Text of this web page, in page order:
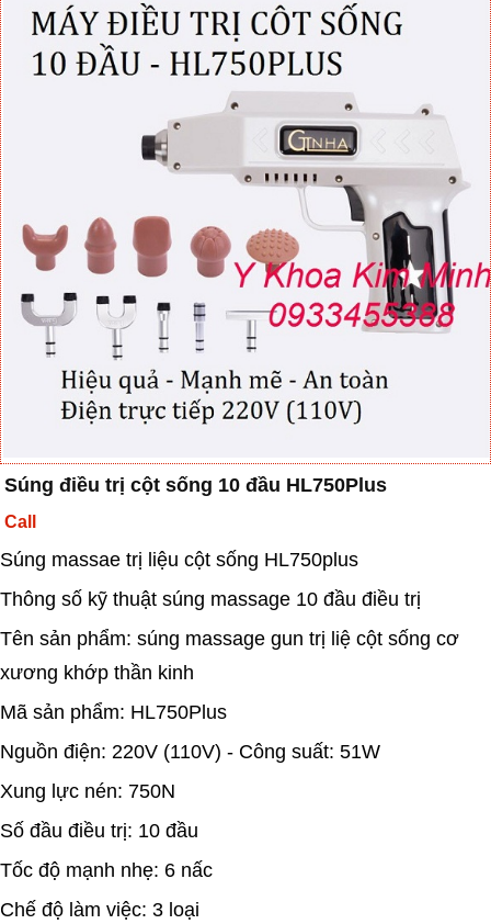
Súng điều trị cột sống 10 đầu HL750Plus
Call
Súng massae trị liệu cột sống HL750plus
Thông số kỹ thuật súng massage 10 đầu điều trị
Tên sản phẩm: súng massage gun trị liệ cột sống cơ
xương khớp thần kinh
Mã sản phẩm: HL750Plus
Nguồn điện: 220V (110V) - Công suất: 51W
Xung lực nén: 750N
Số đầu điều trị: 10 đầu
Tốc độ mạnh nhẹ: 6 nấc
Chế độ làm việc: 3 loại